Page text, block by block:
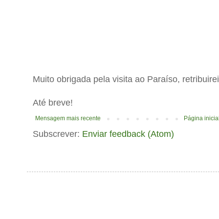
Muito obrigada pela visita ao Paraíso,
Até breve!
Mensagem mais recente Página
Subscrever: Enviar feedback (Atom)